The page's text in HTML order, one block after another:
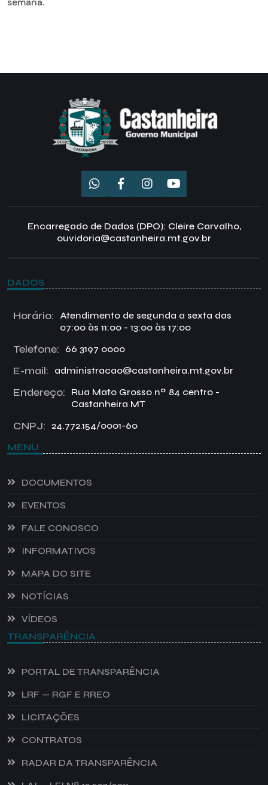
Encarregado de Dados (DPO): Cleire Carvalho,
ouvidoria@castanheira.mt.gov.br
DADOS
Horário:
Atendimento de segunda a sexta das
07:00 às 11:00 - 13:00 às 17:00
Telefone: 66 3197 0000
E-mail: administracao@castanheira.mt.gov.br
Endereço:
Rua Mato Grosso nº 84 centro -
Castanheira MT
CNPJ: 24.772.154/0001-60
MENU
DOCUMENTOS
EVENTOS
FALE CONOSCO
INFORMATIVOS
MAPA DO SITE
NOTÍCIAS
VÍDEOS
TRANSPARÊNCIA
PORTAL DE TRANSPARÊNCIA
LRF — RGF E RREO
LICITAÇÕES
CONTRATOS
RADAR DA TRANSPARÊNCIA